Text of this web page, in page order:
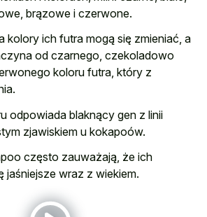
brązowe i czerwone.
kolory ich futra mogą się zmieniać, a
od czarnego, czekoladowo
koloru futra, który z
odpowiada blaknący gen z linii
zjawiskiem u kokapoów.
często zauważają, że ich
jaśniejsze wraz z wiekiem.